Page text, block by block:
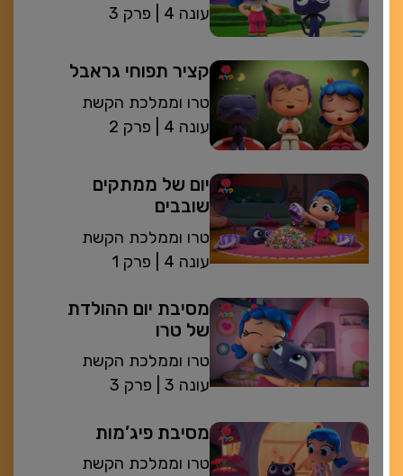
פרק 3
| עונה 4
קציר תפוחי גראבל
טרו וממלכת הקשת
פרק 2
| עונה 4
יום של ממתקים
שובבים
טרו וממלכת הקשת
פרק 1
| עונה 4
מסיבת יום ההולדת
של טרו
טרו וממלכת הקשת
פרק 3
| עונה 3
מסיבת פיג’מות
טרו וממלכת הקשת